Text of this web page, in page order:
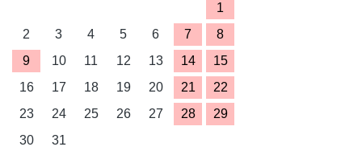
1
2
3 4 5 6 7
8
9
10 11 12 13 14
15
16
17 18 19 20 21
22
23
24 25 26 27 28
29
30
31